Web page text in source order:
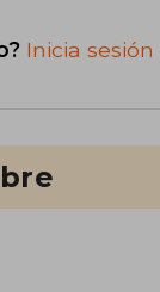
Inicia sesión